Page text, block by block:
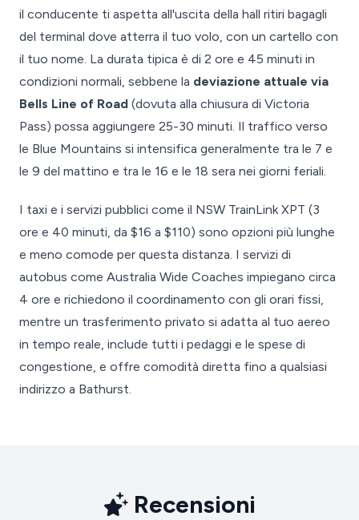
il conducente ti aspetta all'uscita della hall ritiri bagagli
del terminal dove atterra il tuo volo, con un cartello con
il tuo nome. La durata tipica è di 2 ore e 45 minuti in
condizioni normali, sebbene la deviazione attuale via
Bells Line of Road (dovuta alla chiusura di Victoria
Pass) possa aggiungere 25-30 minuti. Il traffico verso
le Blue Mountains si intensifica generalmente tra le 7 e
le 9 del mattino e tra le 16 e le 18 sera nei giorni feriali.
I taxi e i servizi pubblici come il NSW TrainLink XPT (3
ore e 40 minuti, da $16 a $110) sono opzioni più lunghe
e meno comode per questa distanza. I servizi di
autobus come Australia Wide Coaches impiegano circa
4 ore e richiedono il coordinamento con gli orari fissi,
mentre un trasferimento privato si adatta al tuo aereo
in tempo reale, include tutti i pedaggi e le spese di
congestione, e offre comodità diretta fino a qualsiasi
indirizzo a Bathurst.
Recensioni